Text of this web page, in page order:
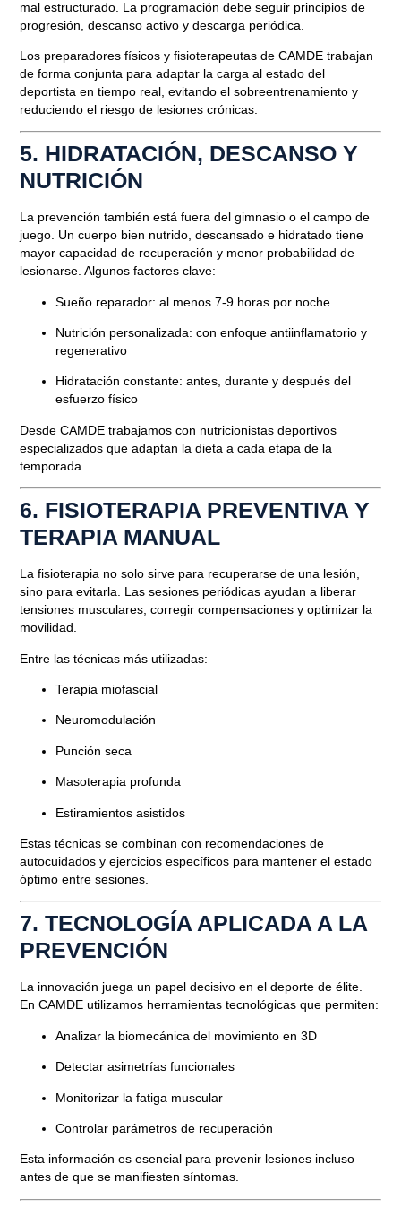
mal estructurado. La programación debe seguir principios de
progresión, descanso activo y descarga periódica.
Los preparadores físicos y fisioterapeutas de CAMDE trabajan
de forma conjunta para adaptar la carga al estado del
deportista en tiempo real, evitando el sobreentrenamiento y
reduciendo el riesgo de lesiones crónicas.
5. HIDRATACIÓN, DESCANSO Y
NUTRICIÓN
La prevención también está fuera del gimnasio o el campo de
juego. Un cuerpo bien nutrido, descansado e hidratado tiene
mayor capacidad de recuperación y menor probabilidad de
lesionarse. Algunos factores clave:
Sueño reparador: al menos 7-9 horas por noche
Nutrición personalizada: con enfoque antiinflamatorio y
regenerativo
Hidratación constante: antes, durante y después del
esfuerzo físico
Desde CAMDE trabajamos con nutricionistas deportivos
especializados que adaptan la dieta a cada etapa de la
temporada.
6. FISIOTERAPIA PREVENTIVA Y
TERAPIA MANUAL
La fisioterapia no solo sirve para recuperarse de una lesión,
sino para evitarla. Las sesiones periódicas ayudan a liberar
tensiones musculares, corregir compensaciones y optimizar la
movilidad.
Entre las técnicas más utilizadas:
Terapia miofascial
Neuromodulación
Punción seca
Masoterapia profunda
Estiramientos asistidos
Estas técnicas se combinan con recomendaciones de
autocuidados y ejercicios específicos para mantener el estado
óptimo entre sesiones.
7. TECNOLOGÍA APLICADA A LA
PREVENCIÓN
La innovación juega un papel decisivo en el deporte de élite.
En CAMDE utilizamos herramientas tecnológicas que permiten:
Analizar la biomecánica del movimiento en 3D
Detectar asimetrías funcionales
Monitorizar la fatiga muscular
Controlar parámetros de recuperación
Esta información es esencial para prevenir lesiones incluso
antes de que se manifiesten síntomas.